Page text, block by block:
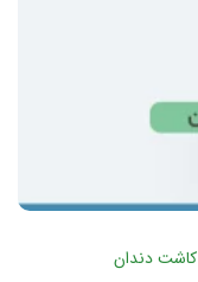
کاشت دندان